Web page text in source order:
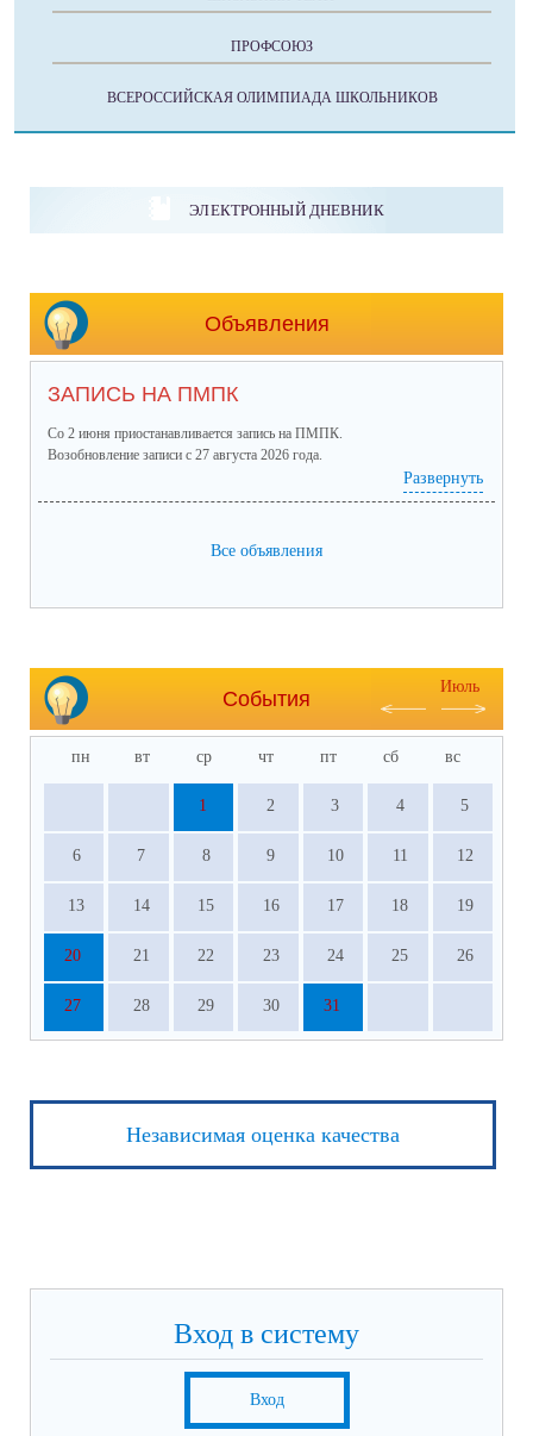
ПРОФСОЮЗ
ВСЕРОССИЙСКАЯ ОЛИМПИАДА ШКОЛЬНИКОВ
ЭЛЕКТРОННЫЙ ДНЕВНИК
Объявления
ЗАПИСЬ НА ПМПК
Со 2 июня приостанавливается запись на ПМПК.
Возобновление записи с 27 августа 2026 года.
Развернуть
Все объявления
События
Июль
пн вт ср чт пт сб вс
1 2 3 4 5
6 7 8 9 10 11 12
13 14 15 16 17 18 19
20 21 22 23 24 25 26
27 28 29 30 31
Независимая оценка качества
Вход в систему
Вход